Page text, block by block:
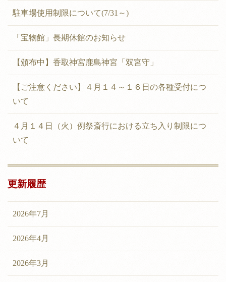
駐車場使用制限について(7/31～)
「宝物館」長期休館のお知らせ
【頒布中】香取神宮鹿島神宮「双宮守」
【ご注意ください】４月１４～１６日の各種受付につ
いて
４月１４日（火）例祭斎行における立ち入り制限につ
いて
更新履歴
2026年7月
2026年4月
2026年3月